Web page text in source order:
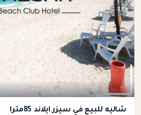
شاليه للبيع في سيزر ايلاند 85متراً